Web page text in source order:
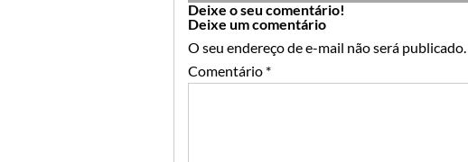
Deixe o seu comentário!
Deixe um comentário
O seu endereço de e-mail não será publicado.
Comentário *